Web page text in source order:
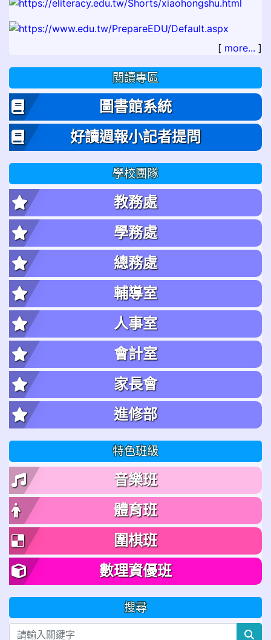
[ more... ]
閱讀專區
圖書館系統
好讀週報小記者提問
學校團隊
教務處
學務處
總務處
輔導室
人事室
會計室
家長會
進修部
特色班級
音樂班
體育班
圍棋班
數理資優班
搜尋